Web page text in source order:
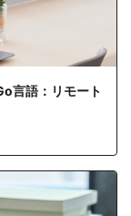
言語：リモート